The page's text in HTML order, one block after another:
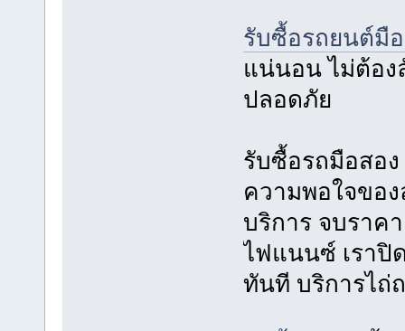
รับซื้อรถยนต์มื
แน่นอน ไม่ต้อง
ปลอดภัย
รับซื้อรถมือสอ
ความพอใจของ
บริการ จบราค
ไฟแนนซ์ เราปิ
ทันที บริการไถ่